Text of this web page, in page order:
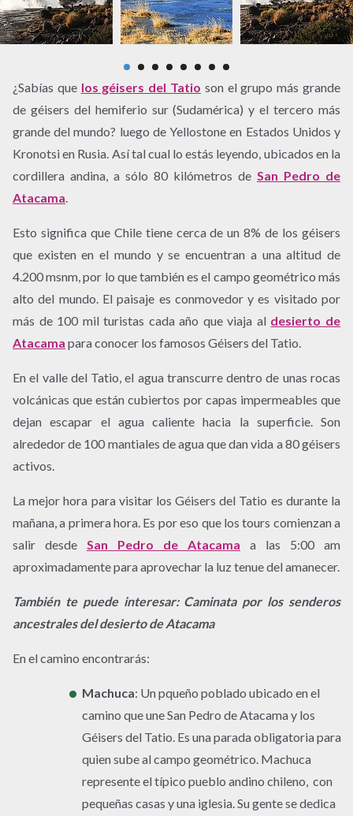
¿Sabías que los géisers del Tatio son el grupo más grande
de géisers del hemiferio sur (Sudamérica) y el tercero más
grande del mundo? luego de Yellostone en Estados Unidos y
Kronotsi en Rusia. Así tal cual lo estás leyendo, ubicados en la
cordillera andina, a sólo 80 kilómetros de San Pedro de
Atacama
Esto significa que Chile tiene cerca de un 8% de los géisers
que existen en el mundo y se encuentran a una altitud de
4.200 msnm, por lo que también es el campo geométrico más
alto del mundo. El paisaje es conmovedor y es visitado por
más de 100 mil turistas cada año que viaja al desierto de
Atacama para conocer los famosos Géisers del Tatio.
En el valle del Tatio, el agua transcurre dentro de unas rocas
volcánicas que están cubiertos por capas impermeables que
dejan escapar el agua caliente hacia la superficie. Son
alrededor de 100 mantiales de agua que dan vida a 80 géisers
activos.
La mejor hora para visitar los Géisers del Tatio es durante la
mañana, a primera hora. Es por eso que los tours comienzan a
salir desde San Pedro de Atacama a las 5:00 am
aproximadamente para aprovechar la luz tenue del amanecer.
También te puede interesar: Caminata por los senderos
ancestrales del desierto de Atacama
En el camino encontrarás:
Machuca: Un pqueño poblado ubicado en el
camino que une San Pedro de Atacama y los
Géisers del Tatio. Es una parada obligatoria para
quien sube al campo geométrico. Machuca
represente el típico pueblo andino chileno, con
pequeñas casas y una iglesia. Su gente se dedica